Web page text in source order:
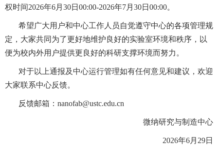
权时间2026年6月30日00:00-2026年7月30日00:00。
希望广大用户和中心工作人员自觉遵守中心的各项管理规
定，大家共同为了更好地维护良好的实验室环境和秩序，以
便为校内外用户提供更良好的科研支撑环境而努力。
对于以上通报及中心运行管理如有任何意见和建议 ，欢迎
大家联系中心反馈。
反馈邮箱： nanofab@ustc.edu.cn
微纳研究与制造中心
2026年6月29日